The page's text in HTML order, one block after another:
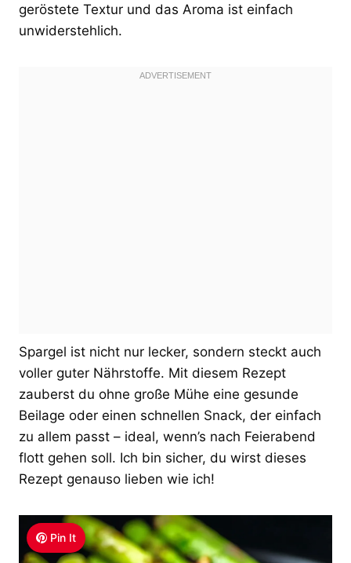
geröstete Textur und das Aroma ist einfach
unwiderstehlich.
Spargel ist nicht nur lecker, sondern steckt auch
voller guter Nährstoffe. Mit diesem Rezept
zauberst du ohne große Mühe eine gesunde
Beilage oder einen schnellen Snack, der einfach
zu allem passt – ideal, wenn’s nach Feierabend
flott gehen soll. Ich bin sicher, du wirst dieses
Rezept genauso lieben wie ich!
Pin It